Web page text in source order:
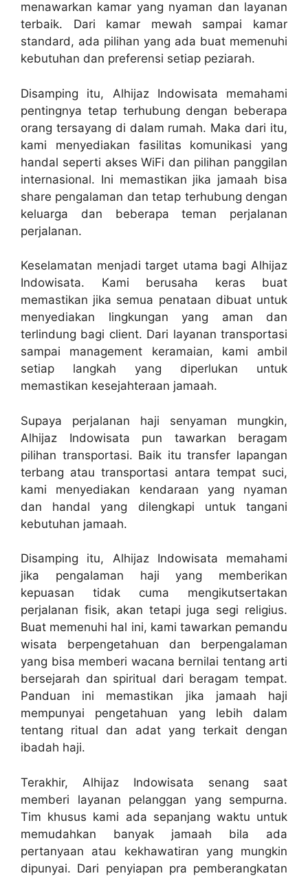
menawarkan kamar yang nyaman dan layanan
terbaik. Dari kamar mewah sampai kamar
standard, ada pilihan yang ada buat memenuhi
kebutuhan dan preferensi setiap peziarah.
Disamping itu, Alhijaz Indowisata memahami
pentingnya tetap terhubung dengan beberapa
orang tersayang di dalam rumah. Maka dari itu,
kami menyediakan fasilitas komunikasi yang
handal seperti akses WiFi dan pilihan panggilan
internasional. Ini memastikan jika jamaah bisa
share pengalaman dan tetap terhubung dengan
keluarga dan beberapa teman perjalanan
perjalanan.
Keselamatan menjadi target utama bagi Alhijaz
Indowisata. Kami berusaha keras buat
memastikan jika semua penataan dibuat untuk
menyediakan lingkungan yang aman dan
terlindung bagi client. Dari layanan transportasi
sampai management keramaian, kami ambil
setiap langkah yang diperlukan untuk
memastikan kesejahteraan jamaah.
Supaya perjalanan haji senyaman mungkin,
Alhijaz Indowisata pun tawarkan beragam
pilihan transportasi. Baik itu transfer lapangan
terbang atau transportasi antara tempat suci,
kami menyediakan kendaraan yang nyaman
dan handal yang dilengkapi untuk tangani
kebutuhan jamaah.
Disamping itu, Alhijaz Indowisata memahami
jika pengalaman haji yang memberikan
kepuasan tidak cuma mengikutsertakan
perjalanan fisik, akan tetapi juga segi religius.
Buat memenuhi hal ini, kami tawarkan pemandu
wisata berpengetahuan dan berpengalaman
yang bisa memberi wacana bernilai tentang arti
bersejarah dan spiritual dari beragam tempat.
Panduan ini memastikan jika jamaah haji
mempunyai pengetahuan yang lebih dalam
tentang ritual dan adat yang terkait dengan
ibadah haji.
Terakhir, Alhijaz Indowisata senang saat
memberi layanan pelanggan yang sempurna.
Tim khusus kami ada sepanjang waktu untuk
memudahkan banyak jamaah bila ada
pertanyaan atau kekhawatiran yang mungkin
dipunyai. Dari penyiapan pra pemberangkatan